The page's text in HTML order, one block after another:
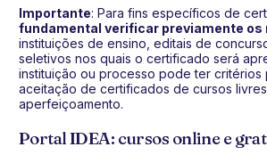
Importante: Para fins específicos de
fundamental verificar previamente os
instituições de ensino, editais de
seletivos nos quais o certificado será
instituição ou processo pode ter critérios
aceitação de certificados de cursos
aperfeiçoamento.
Portal IDEA: cursos online e